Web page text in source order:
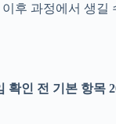
후 과정에서 생길
확인 전 기본 항목